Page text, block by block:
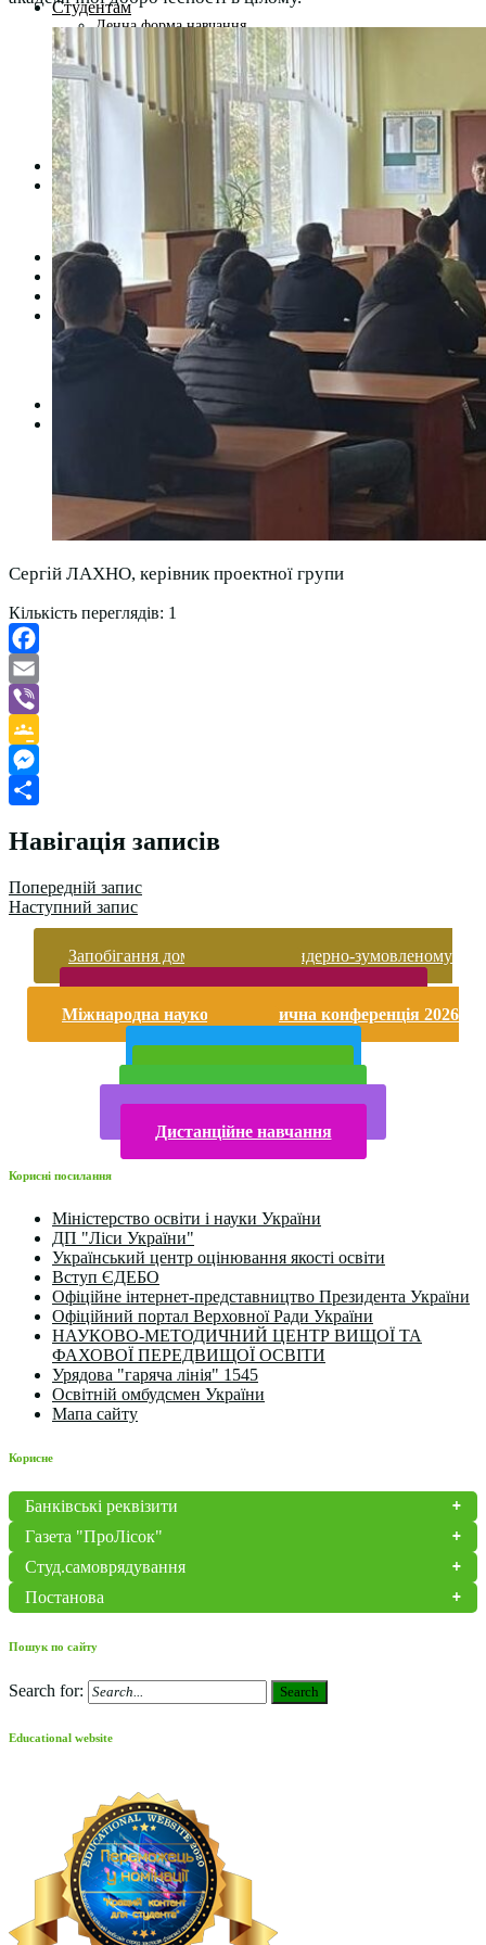
Студентам
Денна форма навчання
Заочна форма навчання
Документація. Карантин
Документація. Воєнний стан
Центр кар’єри та працевлаштування
Центр дуальної освіти
Неформальна та інформальна освіта
Вступникам
Міжнародне співробітництво
Міжнародне співробітництво для викладачів
Міжнародне співробітництво для студентів
Угоди та договори
Вісник
Контакти
Публічність
Кваліфікаційний центр МФК
Нормативно-правова база
Форма заяви здобувача
Перелік професій
Професійні стандарти
Майстри сервісних центрів
Про формальну, неформальну та інформальну освіту
Сергій ЛАХНО, керівник проектної групи
Кількість переглядів: 1
Facebook
Email
Viber
Google
Classroom
Messenger
Навігація записів
Попередній запис
Наступний запис
Запобігання домашньому та гендерно-зумовленому
Міжнародна науково-практична конференція 2026
Дистанційне навчання
Корисні посилання
Міністерство освіти і науки України
ДП "Ліси України"
Український центр оцінювання якості освіти
Вступ ЄДЕБО
Офіційне інтернет-представництво Президента України
Офіційний портал Верховної Ради України
НАУКОВО-МЕТОДИЧНИЙ ЦЕНТР ВИЩОЇ ТА
ФАХОВОЇ ПЕРЕДВИЩОЇ ОСВІТИ
Урядова "гаряча лінія" 1545
Освітній омбудсмен України
Мапа сайту
Корисне
Банківські реквізити
Газета "ПроЛісок"
Студ.самоврядування
Постанова
Пошук по сайту
Search for: Search
Educational website